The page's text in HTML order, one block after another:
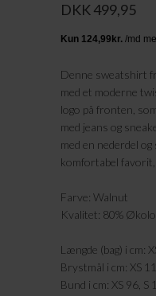
DKK 499,95
Denne sweatshirt
med et moderne
logo på fronten,
med jeans og
med en nederdel
komfortabel favorit,
Farve: Walnut
Kvalitet: 80%
Længde (bag) i cm:
Brystmål i cm: XS
Bund i cm: XS 96,